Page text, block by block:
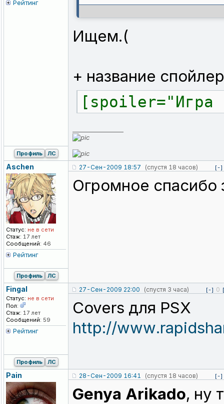
Рейтинг
Ищем.(
+ название
Профиль ЛС
Aschen
Статус: не в сети
Стаж: 17 лет
Сообщений: 46
Рейтинг
27-Сен-2009 18:57 (спустя 18 часов) [-]
Огромное спасибо
Профиль ЛС
Fingal
Статус: не в сети
Пол:
Стаж: 17 лет
Сообщений: 59
Рейтинг
27-Сен-2009 22:00 (спустя 3 часа) [-] 0
Covers для PSX
http://
Профиль ЛС
Pain 28-Сен-2009 16:41 (спустя 18 часов) [-]
Genya Arikado, ну